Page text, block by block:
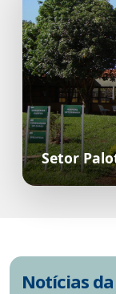
Setor
Notícias da